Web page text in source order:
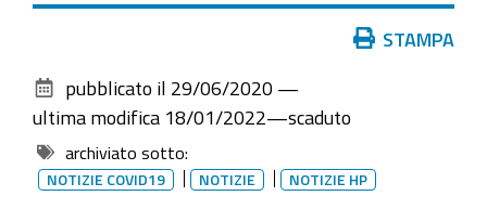
documento
STAMPA
pubblicato il 29/06/2020 —
ultima modifica 18/01/2022—scaduto
archiviato sotto:
NOTIZIE COVID19 NOTIZIE NOTIZIE HP